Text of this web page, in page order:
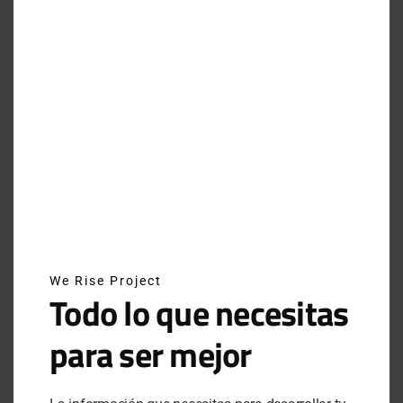
SHARE TWEET
We Rise Project
Todo lo que necesitas
para ser mejor